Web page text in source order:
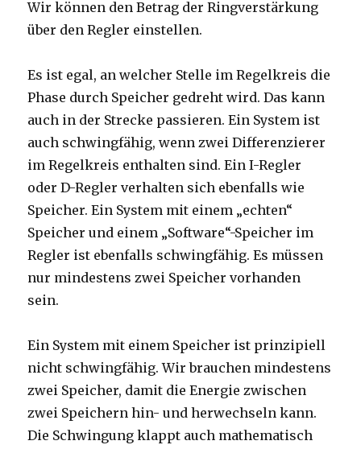
Wir können den Betrag der Ringverstärkung
über den Regler einstellen.
Es ist egal, an welcher Stelle im Regelkreis die
Phase durch Speicher gedreht wird. Das kann
auch in der Strecke passieren. Ein System ist
auch schwingfähig, wenn zwei Differenzierer
im Regelkreis enthalten sind. Ein I-Regler
oder D-Regler verhalten sich ebenfalls wie
Speicher. Ein System mit einem „echten“
Speicher und einem „Software“-Speicher im
Regler ist ebenfalls schwingfähig. Es müssen
nur mindestens zwei Speicher vorhanden
sein.
Ein System mit einem Speicher ist prinzipiell
nicht schwingfähig. Wir brauchen mindestens
zwei Speicher, damit die Energie zwischen
zwei Speichern hin- und herwechseln kann.
Die Schwingung klappt auch mathematisch